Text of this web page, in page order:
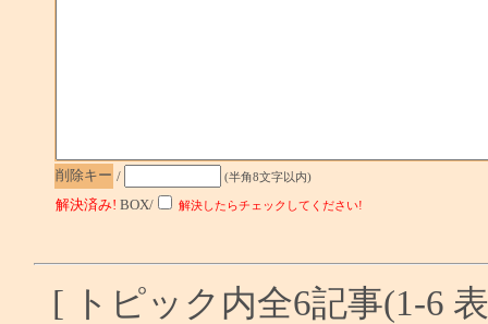
削除キー / (半角8文字以内)
解決済み! BOX/ 解決したらチェックしてください!
[ トピック内全6記事(1-6